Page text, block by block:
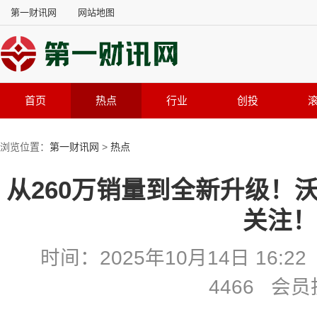
第一财讯网 网站地图
首页 热点 行业 创投
浏览位置： 第一财讯网 > 热点
从260万销量到全新升级！
关注！
时间：2025年10月14日
4466 会员